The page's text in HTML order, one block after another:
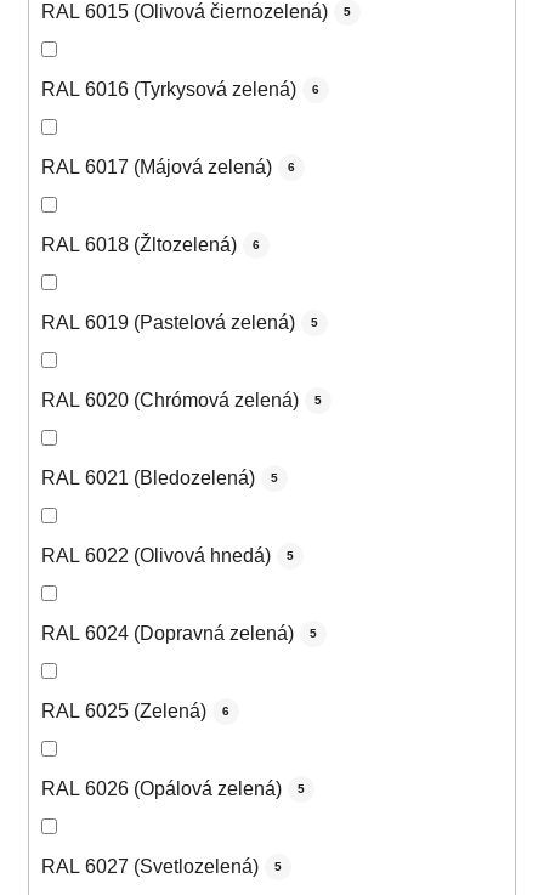
RAL 6015 (Olivová čiernozelená) 5
RAL 6016 (Tyrkysová zelená) 6
RAL 6017 (Májová zelená) 6
RAL 6018 (Žltozelená) 6
RAL 6019 (Pastelová zelená) 5
RAL 6020 (Chrómová zelená) 5
RAL 6021 (Bledozelená) 5
RAL 6022 (Olivová hnedá) 5
RAL 6024 (Dopravná zelená) 5
RAL 6025 (Zelená) 6
RAL 6026 (Opálová zelená) 5
RAL 6027 (Svetlozelená) 5